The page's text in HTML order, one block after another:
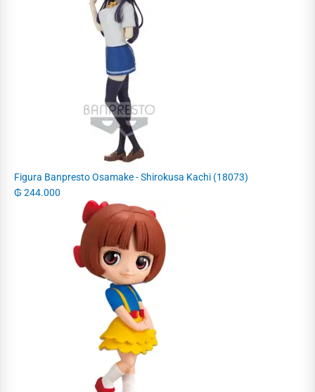
Figura Banpresto Osamake - Shirokusa Kachi (18073)
₲ 244.000